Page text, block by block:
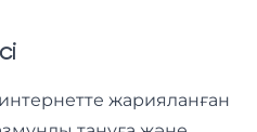
жарияланған